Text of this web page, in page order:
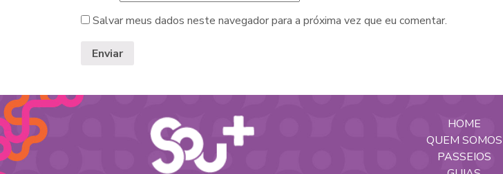
Salvar meus dados neste navegador para a próxima vez que eu comentar.
HOME
QUEM SOMOS
PASSEIOS